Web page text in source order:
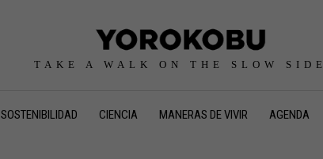
TAKE A WALK ON THE SLOW SIDE
SOSTENIBILIDAD CIENCIA MANERAS DE VIVIR AGENDA